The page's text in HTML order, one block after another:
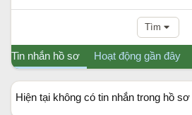
Tìm
Tin nhắn hồ sơ Hoạt động gần đây
Hiện tại không có tin nhắn trong hồ